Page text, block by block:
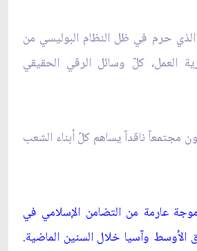
الذي حرم في ظل النظام البوليسي من
العمل، كلّ وسائل الرقي الحقيقي
مجتمعاً ناقداً يساهم كلّ أبناء الشعب
عارمة من التضامن الإسلامي في
الأوسط وآسيا خلال السنين الماضية.